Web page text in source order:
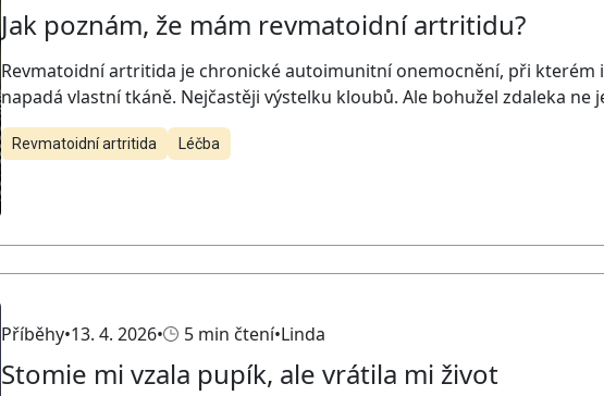
Jak poznám, že mám revmatoidní artritidu?
Revmatoidní artritida je chronické autoimunitní onemocnění, při kterém
napadá vlastní tkáně. Nejčastěji výstelku kloubů. Ale bohužel zdaleka ne
Revmatoidní artritida Léčba
Příběhy 13. 4. 2026 5 min čtení Linda
Stomie mi vzala pupík, ale vrátila mi život